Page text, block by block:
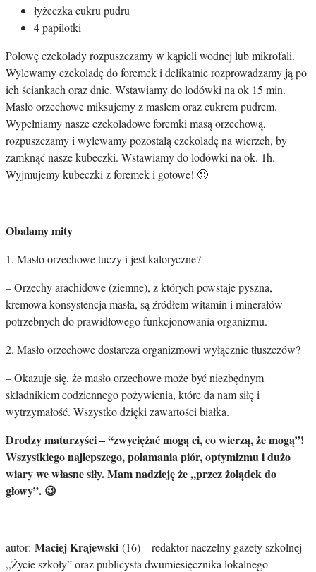
łyżeczka cukru pudru
4 papilotki
Połowę czekolady rozpuszczamy w kąpieli wodnej lub mikrofali.
Wylewamy czekoladę do foremek i delikatnie rozprowadzamy ją po
ich ściankach oraz dnie. Wstawiamy do lodówki na ok 15 min.
Masło orzechowe miksujemy z masłem oraz cukrem pudrem.
Wypełniamy nasze czekoladowe foremki masą orzechową,
rozpuszczamy i wylewamy pozostałą czekoladę na wierzch, by
zamknąć nasze kubeczki. Wstawiamy do lodówki na ok. 1h.
Wyjmujemy kubeczki z foremek i gotowe! 🙂
Obalamy mity
1. Masło orzechowe tuczy i jest kaloryczne?
– Orzechy arachidowe (ziemne), z których powstaje pyszna,
kremowa konsystencja masła, są źródłem witamin i minerałów
potrzebnych do prawidłowego funkcjonowania organizmu.
2. Masło orzechowe dostarcza organizmowi wyłącznie tłuszczów?
–Okazuje się, że masło orzechowe może być niezbędnym
składnikiem codziennego pożywienia, które da nam siłę i
wytrzymałość. Wszystko dzięki zawartości białka.
Drodzy maturzyści – “zwyciężać mogą ci, co wierzą, że mogą”!
Wszystkiego najlepszego, połamania piór, optymizmu i dużo
wiary we własne siły. Mam nadzieję że ,,przez żołądek do
głowy”. 😉
autor: Maciej Krajewski (16) – redaktor naczelny gazety szkolnej
,,Życie szkoły” oraz publicysta dwumiesięcznika lokalnego